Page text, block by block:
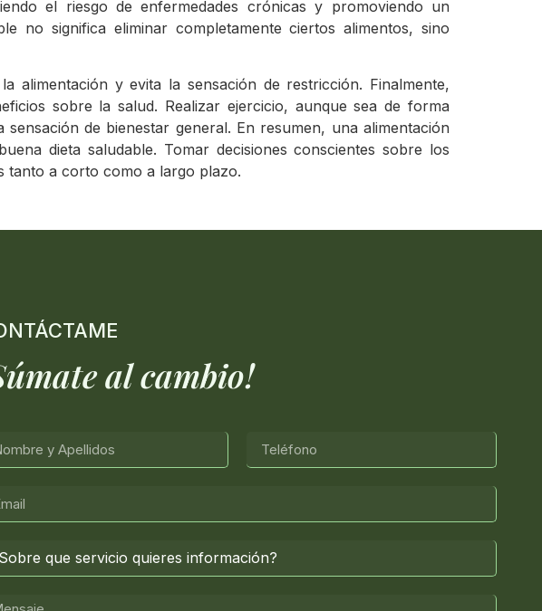
el riesgo de enfermedades crónicas y promoviendo un
no significa eliminar completamente ciertos alimentos, sino
alimentación y evita la sensación de restricción. Finalmente,
sobre la salud. Realizar ejercicio, aunque sea de forma
de bienestar general. En resumen, una alimentación
dieta saludable. Tomar decisiones conscientes sobre los
tanto a corto como a largo plazo.
al cambio!